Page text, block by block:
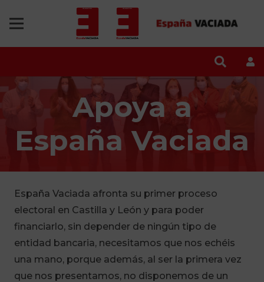
Apoya a
España Vaciada
España Vaciada afronta su primer proceso
electoral en Castilla y León y para poder
financiarlo, sin depender de ningún tipo de
entidad bancaria, necesitamos que nos echéis
una mano, porque además, al ser la primera vez
que nos presentamos, no disponemos de un